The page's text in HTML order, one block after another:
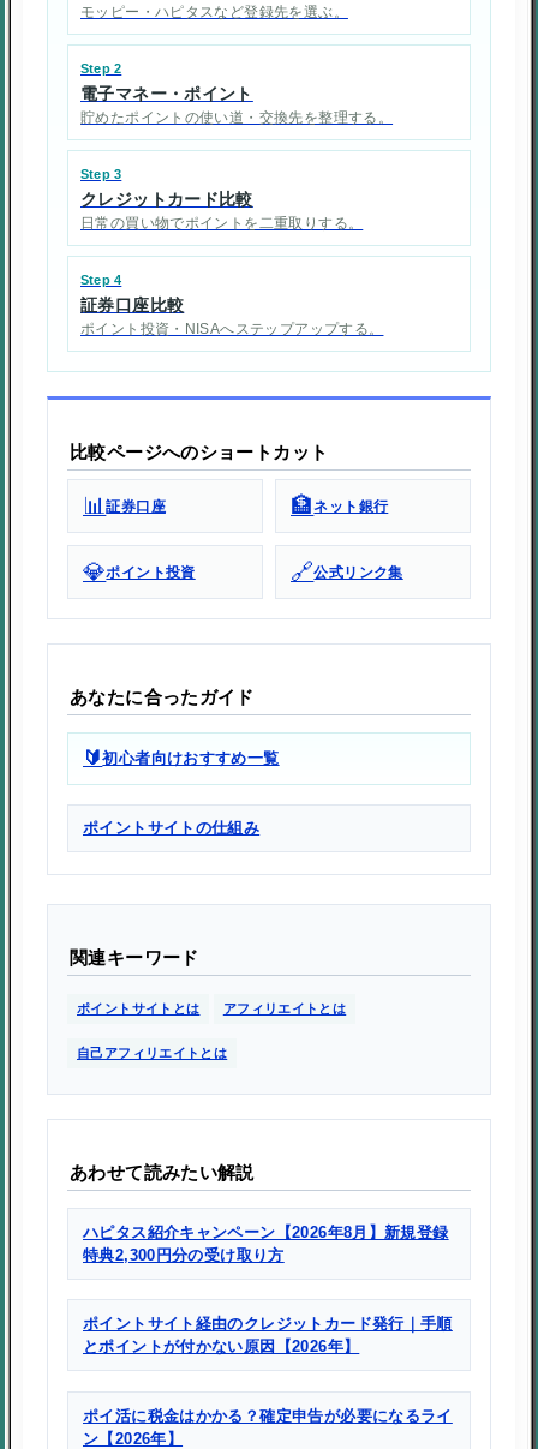
モッピー・ハピタスなど登録先を選ぶ。
Step 2
電子マネー・ポイント
貯めたポイントの使い道・交換先を整理する。
Step 3
クレジットカード比較
日常の買い物でポイントを二重取りする。
Step 4
証券口座比較
ポイント投資・NISAへステップアップする。
比較ページへのショートカット
📊証券口座 🏦ネット銀行
💎ポイント投資 🔗公式リンク集
あなたに合ったガイド
🔰初心者向けおすすめ一覧
ポイントサイトの仕組み
関連キーワード
ポイントサイトとは アフィリエイトとは
自己アフィリエイトとは
あわせて読みたい解説
ハピタス紹介キャンペーン【2026年8月】新規登録
特典2,300円分の受け取り方
ポイントサイト経由のクレジットカード発行｜手順
とポイントが付かない原因【2026年】
ポイ活に税金はかかる？確定申告が必要になるライ
ン【2026年】